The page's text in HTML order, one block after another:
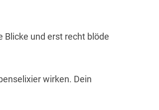
Blicke und erst recht blöde
wirken. Dein